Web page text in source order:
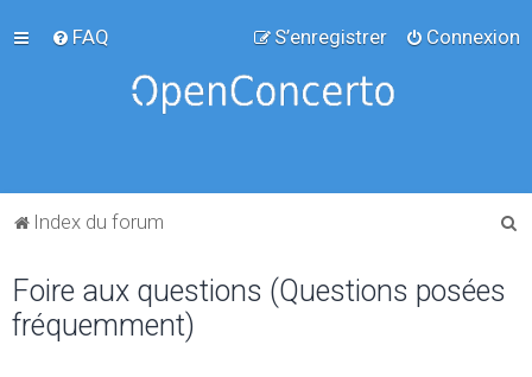
FAQ Connexion
S’enregistrer
Index du forum
Foire aux questions (Questions posées
fréquemment)